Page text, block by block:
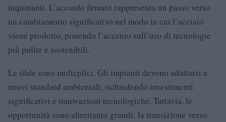
inquinanti. L’accordo firmato rappresenta un passo verso
un cambiamento significativo nel modo in cui l’acciaio
viene prodotto, ponendo l’accento sull’uso di tecnologie
più pulite e sostenibili.
Le sfide sono molteplici. Gli impianti devono adattarsi a
nuovi standard ambientali, richiedendo investimenti
significativi e innovazioni tecnologiche. Tuttavia, le
opportunità sono altrettanto grandi: la transizione verso